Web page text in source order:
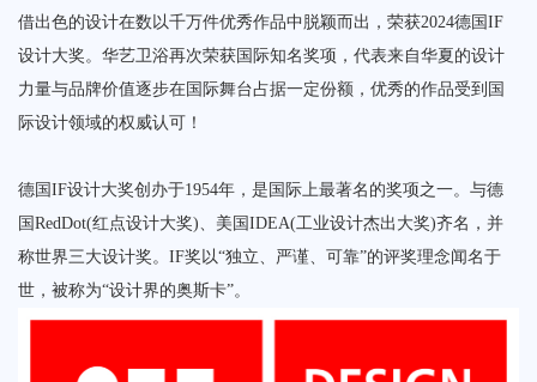
借出色的设计在数以千万件优秀作品中脱颖而出，荣获2024德国IF
设计大奖。华艺卫浴再次荣获国际知名奖项，代表来自华夏的设计
力量与品牌价值逐步在国际舞台占据一定份额，优秀的作品受到国
际设计领域的权威认可！
德国IF设计大奖创办于1954年，是国际上最著名的奖项之一。与德
国RedDot(红点设计大奖)、美国IDEA(工业设计杰出大奖)齐名，并
称世界三大设计奖。IF奖以“独立、严谨、可靠”的评奖理念闻名于
世，被称为“设计界的奥斯卡”。